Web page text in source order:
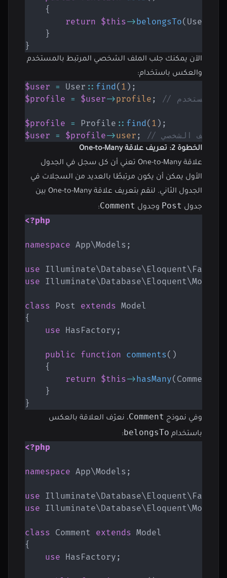
{
return $this->belongsTo( User
}
}
الآن يمكنك جلب الملف الشخصي المرتبط بالمستخدم
والعكس باستخدام:
$user = User :: find( 1 ) ;
$profile = $user->profile ; للمستخدم
$profile = Profile :: find( 1 ) ;
$user = $profile->user ; للملف الشخصي
الخطوة 2: تعريف علاقة One-to-Many
علاقة One-to-Many تعني أن كل سجل في الجدول
الأول يمكن أن يكون مرتبطًا بالعديد من السجلات في
الجدول الثاني. لنقم بتعريف علاقة One-to-Many بين
جدول Post وجدول Comment
:
<?php
namespace App\Models ;
use Illuminate\Database\Eloquent\
use Illuminate\Database\Eloquent\Model
class Post extends Model
{
use HasFactory ;
public function comments( )
{
return $this->hasMany( Comment
}
}
وفي نموذج Comment، نعرّف العلاقة بالعكس
باستخدام belongsTo
:
<?php
namespace App\Models ;
use Illuminate\Database\Eloquent\
use Illuminate\Database\Eloquent\Model
class Comment extends Model
{
use HasFactory ;